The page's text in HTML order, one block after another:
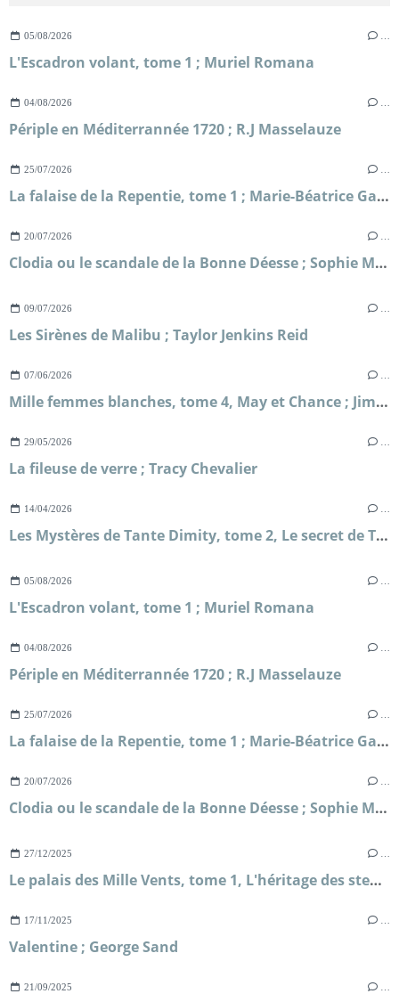
05/08/2026
L'Escadron volant, tome 1 ; Muriel Romana
04/08/2026
Périple en Méditerrannée 1720 ; R.J Masselauze
25/07/2026
La falaise de la Repentie, tome 1 ; Marie-Béatrice Gauvin
20/07/2026
Clodia ou le scandale de la Bonne Déesse ; Sophie Malick-Prunier
09/07/2026
Les Sirènes de Malibu ; Taylor Jenkins Reid
07/06/2026
Mille femmes blanches, tome 4, May et Chance ; Jim Fergus
29/05/2026
La fileuse de verre ; Tracy Chevalier
14/04/2026
Les Mystères de Tante Dimity, tome 2, Le secret de Tante Dimity ; Nancy Atherton
05/08/2026
L'Escadron volant, tome 1 ; Muriel Romana
04/08/2026
Périple en Méditerrannée 1720 ; R.J Masselauze
25/07/2026
La falaise de la Repentie, tome 1 ; Marie-Béatrice Gauvin
20/07/2026
Clodia ou le scandale de la Bonne Déesse ; Sophie Malick-Prunier
27/12/2025
Le palais des Mille Vents, tome 1, L'héritage des steppes ; Kate McAlistair
17/11/2025
Valentine ; George Sand
21/09/2025